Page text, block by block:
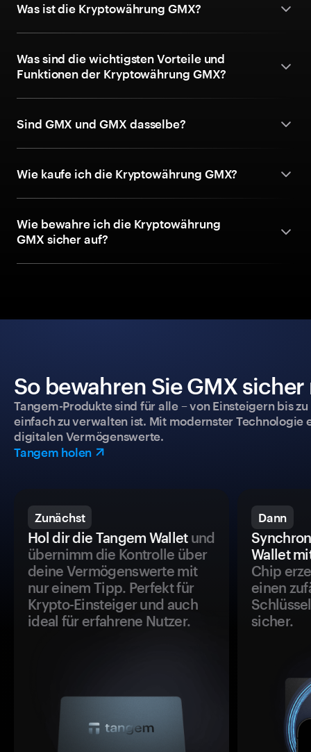
Was ist die Kryptowährung GMX?
Was sind die wichtigsten Vorteile und
Funktionen der Kryptowährung GMX?
Sind GMX und GMX dasselbe?
Wie kaufe ich die Kryptowährung GMX?
Wie bewahre ich die Kryptowährung
GMX sicher auf?
So bewahren Sie GMX
Tangem-Produkte sind für alle – von Einsteigern bis
einfach zu verwalten ist. Mit modernster
digitalen Vermögenswerte.
Tangem holen
Zunächst
Hol dir die Tangem Walletund
übernimm die Kontrolle über
deine Vermögenswerte mit
nur einem Tipp. Perfekt für
Krypto-Einsteiger und auch
ideal für erfahrene Nutzer.
Dann
Wallet
Chip
einen
sicher.